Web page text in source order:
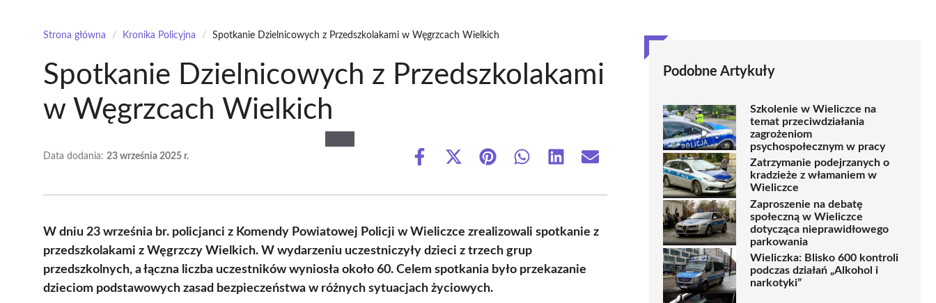
Strona główna / Kronika Policyjna / Spotkanie Dzielnicowych z Przedszkolakami w Węgrzcach Wielkich
Spotkanie Dzielnicowych z Przedszkolakami
w Węgrzcach Wielkich
Data dodania: 23 września 2025 r.
Share
Share
(Twitter)
Share Share Share Share
W dniu 23 września br. policjanci z Komendy Powiatowej Policji w Wieliczce zrealizowali spotkanie z
przedszkolakami z Węgrzczy Wielkich. W wydarzeniu uczestniczyły dzieci z trzech grup
przedszkolnych, a łączna liczba uczestników wyniosła około 60. Celem spotkania było przekazanie
dzieciom podstawowych zasad bezpieczeństwa w różnych sytuacjach życiowych.
Podobne Artykuły
Szkolenie w Wieliczce na
temat przeciwdziałania
zagrożeniom
psychospołecznym w pracy
Zatrzymanie podejrzanych o
kradzieże z włamaniem w
Wieliczce
Zaproszenie na debatę
społeczną w Wieliczce
dotycząca nieprawidłowego
parkowania
Wieliczka: Blisko 600 kontroli
podczas działań „Alkohol i
narkotyki”